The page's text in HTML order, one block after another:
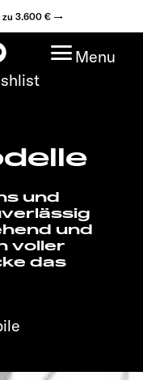
zu 3.600 € →
Menu
und
und
voller
das